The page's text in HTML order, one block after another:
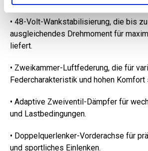
• 48-Volt-Wankstabilisierung, die bis
ausgleichendes Drehmoment für
liefert.
• Zweikammer-Luftfederung, die für
Federcharakteristik und hohen Komfort
• Adaptive Zweiventil-Dämpfer für
und Lastbedingungen.
• Doppelquerlenker-Vorderachse für
und sportliches Einlenken.